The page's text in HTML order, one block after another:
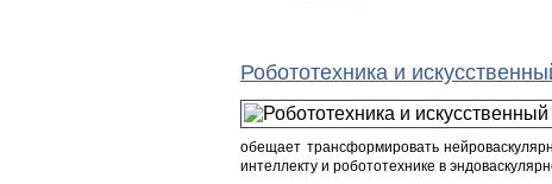
Робототехника и
обещает трансформировать
интеллекту и робототехнике в